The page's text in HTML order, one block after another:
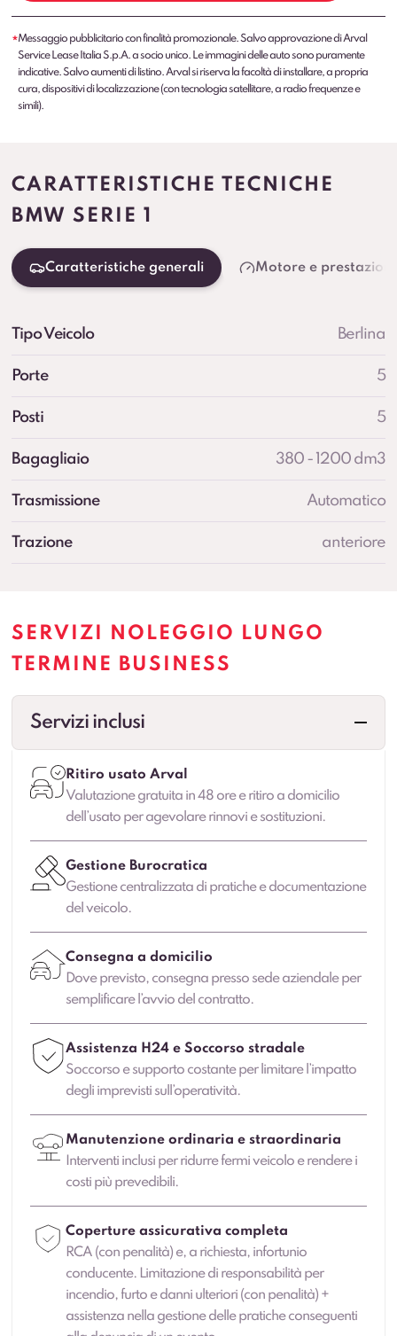
*Messaggio pubblicitario con finalità promozionale. Salvo approvazione di Arval
Service Lease Italia S.p.A. a socio unico. Le immagini delle auto sono puramente
indicative. Salvo aumenti di listino. Arval si riserva la facoltà di installare, a propria
cura, dispositivi di localizzazione (con tecnologia satellitare, a radio frequenze e
simili).
CARATTERISTICHE TECNICHE
BMW SERIE 1
Caratteristiche generali Motore e prestazioni
Tipo Veicolo Berlina
Porte 5
Posti 5
Bagagliaio 380 - 1200 dm3
Trasmissione Automatico
Trazione anteriore
SERVIZI NOLEGGIO LUNGO
TERMINE BUSINESS
Servizi inclusi
Ritiro usato Arval
Valutazione gratuita in 48 ore e ritiro a domicilio
dell’usato per agevolare rinnovi e sostituzioni.
Gestione Burocratica
Gestione centralizzata di pratiche e documentazione
del veicolo.
Consegna a domicilio
Dove previsto, consegna presso sede aziendale per
semplificare l’avvio del contratto.
Assistenza H24 e Soccorso stradale
Soccorso e supporto costante per limitare l’impatto
degli imprevisti sull’operatività.
Manutenzione ordinaria e straordinaria
Interventi inclusi per ridurre fermi veicolo e rendere i
costi più prevedibili.
Coperture assicurativa completa
RCA (con penalità) e, a richiesta, infortunio
conducente. Limitazione di responsabilità per
incendio, furto e danni ulteriori (con penalità) +
assistenza nella gestione delle pratiche conseguenti